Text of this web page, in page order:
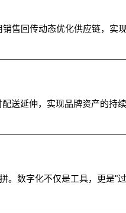
售回传动态优化供应链，实
送延伸，实现品牌资产的持续
。数字化不仅是工具，更是"